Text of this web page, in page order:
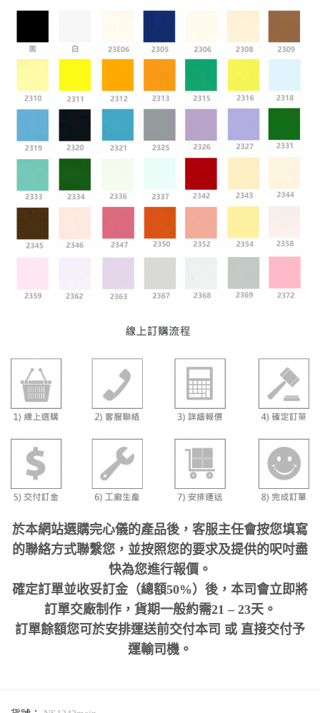
於本網站選購完心儀的產品後，客服主任會按您填寫
的聯絡方式聯繫您，並按照您的要求及提供的呎吋盡
快為您進行報價。
確定訂單並收妥訂金（總額50%）後，本司會立即將
訂單交廠制作，貨期一般約需21 – 23天。
訂單餘額您可於安排運送前交付本司 或 直接交付予
運輸司機。